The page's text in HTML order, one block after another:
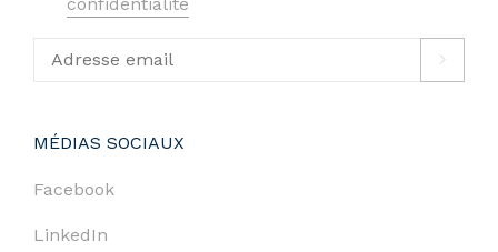
MÉDIAS SOCIAUX
Facebook
LinkedIn